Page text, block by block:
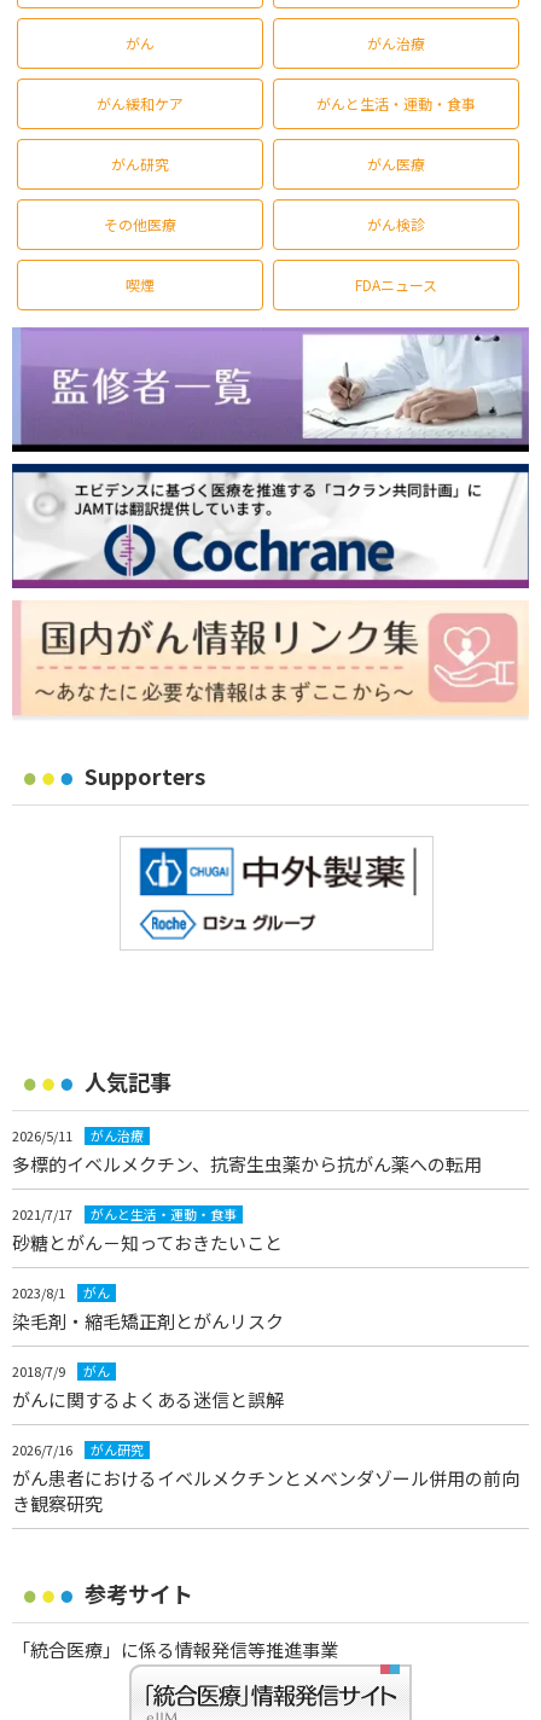
がん がん治療
がん緩和ケア がんと生活・運動・食事
がん研究 がん医療
その他医療 がん検診
喫煙 FDAニュース
Supporters
人気記事
2026/5/11 がん治療
多標的イベルメクチン、抗寄生虫薬から抗がん薬への転用
2021/7/17 がんと生活・運動・食事
砂糖とがん－知っておきたいこと
2023/8/1 がん
染毛剤・縮毛矯正剤とがんリスク
2018/7/9 がん
がんに関するよくある迷信と誤解
2026/7/16 がん研究
がん患者におけるイベルメクチンとメベンダゾール併用の前向
き観察研究
参考サイト
「統合医療」に係る情報発信等推進事業